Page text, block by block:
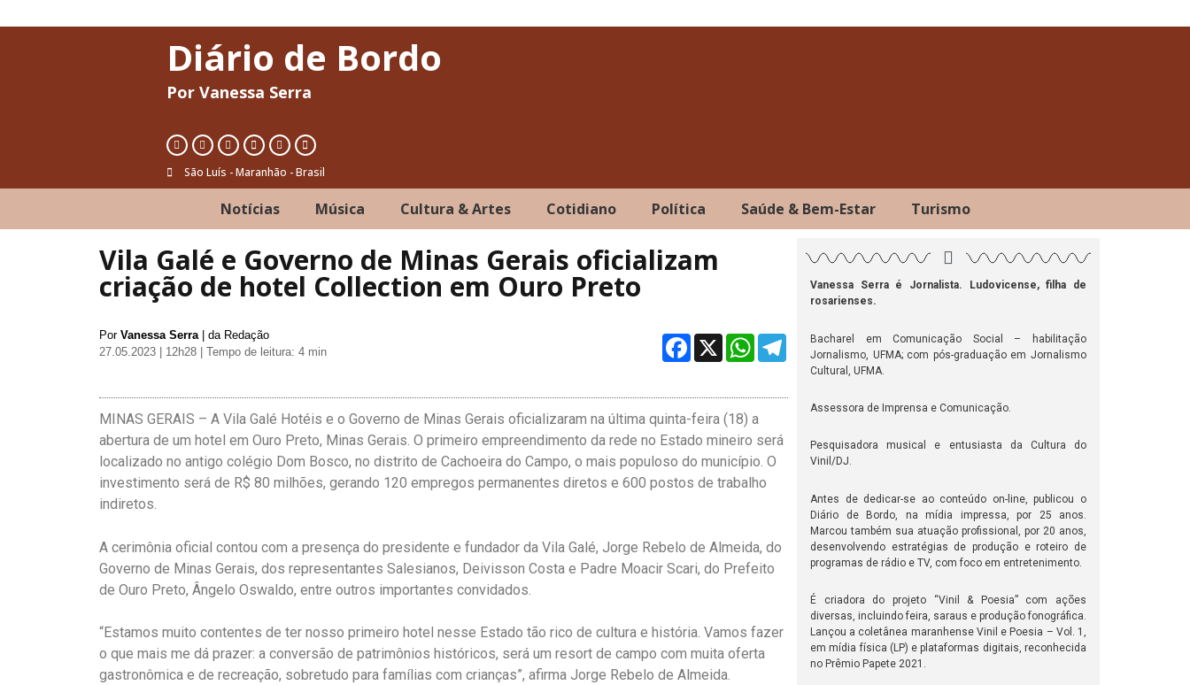
Diário de Bordo
Por Vanessa Serra
São Luís - Maranhão - Brasil
Notícias Música Cultura & Artes Cotidiano Política Saúde & Bem-Estar Turismo
Vila Galé e Governo de Minas Gerais oficializam
criação de hotel Collection em Ouro Preto
Por Vanessa Serra| da Redação
27.05.2023 | 12h28
| Tempo de leitura: 4 min Facebook
X WhatsApp
Telegram
MINAS GERAIS – A Vila Galé Hotéis e o Governo de Minas Gerais oficializaram na última quinta-feira (18) a
abertura de um hotel em Ouro Preto, Minas Gerais. O primeiro empreendimento da rede no Estado mineiro será
localizado no antigo colégio Dom Bosco, no distrito de Cachoeira do Campo, o mais populoso do município. O
investimento será de R$ 80 milhões, gerando 120 empregos permanentes diretos e 600 postos de trabalho
indiretos.
A cerimônia oficial contou com a presença do presidente e fundador da Vila Galé, Jorge Rebelo de Almeida, do
Governo de Minas Gerais, dos representantes Salesianos, Deivisson Costa e Padre Moacir Scari, do Prefeito
de Ouro Preto, Ângelo Oswaldo, entre outros importantes convidados.
“Estamos muito contentes de ter nosso primeiro hotel nesse Estado tão rico de cultura e história. Vamos fazer
o que mais me dá prazer: a conversão de patrimônios históricos, será um resort de campo com muita oferta
gastronômica e de recreação, sobretudo para famílias com crianças”, afirma Jorge Rebelo de Almeida.
Vanessa Serra é Jornalista. Ludovicense, filha de
rosarienses.
Bacharel em Comunicação Social – habilitação
Jornalismo, UFMA; com pós-graduação em Jornalismo
Cultural, UFMA.
Assessora de Imprensa e Comunicação.
Pesquisadora musical e entusiasta da Cultura do
Vinil/DJ.
Antes de dedicar-se ao conteúdo on-line, publicou o
Diário de Bordo, na mídia impressa, por 25 anos.
Marcou também sua atuação profissional, por 20 anos,
desenvolvendo estratégias de produção e roteiro de
programas de rádio e TV, com foco em entretenimento.
É criadora do projeto “Vinil & Poesia” com ações
diversas, incluindo feira, saraus e produção fonográfica.
Lançou a coletânea maranhense Vinil e Poesia – Vol. 1,
em mídia física (LP) e plataformas digitais, reconhecida
no Prêmio Papete 2021.